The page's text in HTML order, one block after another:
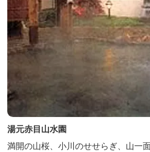
湯元赤目山水園
満開の山桜、小川のせせらぎ、山一